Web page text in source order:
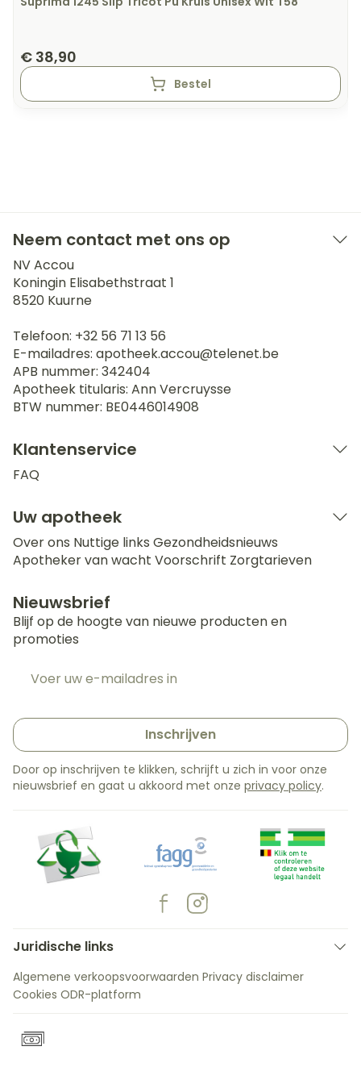
€ 38,90
Bestel
Neem contact met ons op
NV Accou
Koningin Elisabethstraat 1
8520 Kuurne
Telefoon: +32 56 71 13 56
E-mailadres: apotheek.accou@telenet.be
APB nummer: 342404
Apotheek titularis: Ann Vercruysse
BTW nummer: BE0446014908
Klantenservice
FAQ
Uw apotheek
Over ons Nuttige links Gezondheidsnieuws
Apotheker van wacht Voorschrift Zorgtarieven
Nieuwsbrief
Blijf op de hoogte van nieuwe producten en
promoties
Inschrijven
Door op inschrijven te klikken, schrijft u zich in voor onze
nieuwsbrief en gaat u akkoord met onze privacy policy.
Juridische links
Algemene verkoopsvoorwaarden Privacy disclaimer
Cookies ODR-platform